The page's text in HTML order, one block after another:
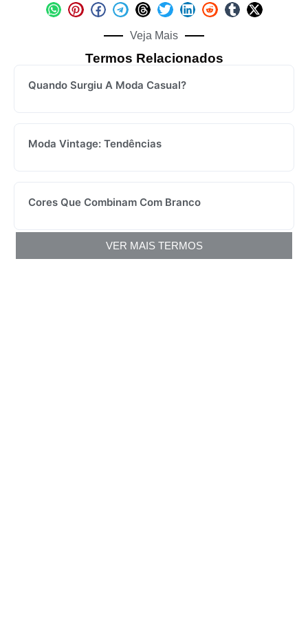
Veja Mais
Termos Relacionados
Quando Surgiu A Moda Casual?
Moda Vintage: Tendências
Cores Que Combinam Com Branco
VER MAIS TERMOS